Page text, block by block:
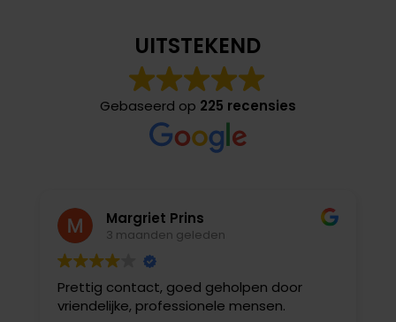
UITSTEKEND
Gebaseerd op 225 recensies
Margriet Prins
3 maanden geleden
Prettig contact, goed geholpen door
vriendelijke, professionele mensen.